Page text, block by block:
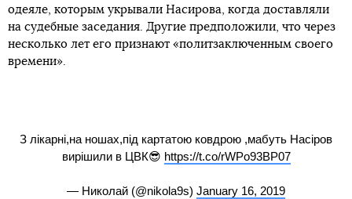
одеяле, которым укрывали Насирова, когда доставляли
на судебные заседания. Другие предположили, что через
несколько лет его признают «политзаключенным своего
времени».
З лікарні,на ношах,під картатою ковдрою ,мабуть Насіров
вирішили в ЦВК😎 https://t.co/rWPo93BP07
— Николай (@nikola9s) January 16, 2019